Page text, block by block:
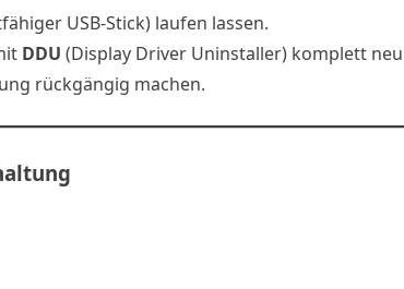
USB-Stick) laufen lassen.
DDU (Display Driver Uninstaller) komplett
rückgängig machen.